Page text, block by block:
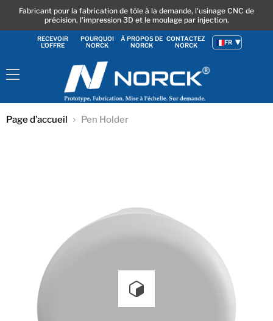
Fabricant pour la fabrication de tôle à la demande, l'usinage CNC de
précision, l'impression 3D et le moulage par injection.
RECEVOIR
L'OFFRE
POURQUOI
NORCK
À PROPOS DE
NORCK
CONTACTEZ
NORCK
FR
Page d’accueil Pen Holder